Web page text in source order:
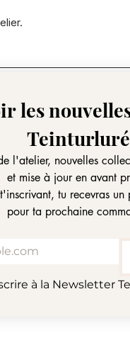
les
l'atelier, nouvelles
et mise à jour en avant
tu recevras un
pour ta prochaine
à la Newsletter